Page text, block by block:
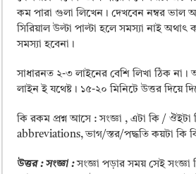
কম পারা গুলা লিখেন। দেখবেন নম্বর ভাল
সিরিয়াল উল্টা পাল্টা হলে সমস্যা নাই
সমস্যা হবেনা।
সাধারনত ২-৩ লাইনের বেশি লিখা ঠিক
লাইন ই যথেষ্ট। ১৫-২০ মিনিটে উত্তর দিয়ে
কি রকম প্রশ্ন আসে : সংজ্ঞা , এটা কি /
abbreviations, ভাগ/স্তর/পদ্ধতি কয়টা কি
উত্তর : সংজ্ঞা : সংজ্ঞা পড়ার সময় সেই সংজ্ঞা